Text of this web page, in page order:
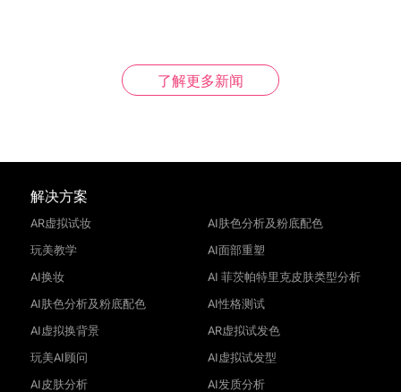
了解更多新闻
解决方案
AR虚拟试妆
玩美教学
AI换妆
AI肤色分析及粉底配色
AI虚拟换背景
玩美AI顾问
AI皮肤分析
AI肤色分析及粉底配色
AI面部重塑
AI 菲茨帕特里克皮肤类型分析
AI性格测试
AR虚拟试发色
AI虚拟试发型
AI发质分析